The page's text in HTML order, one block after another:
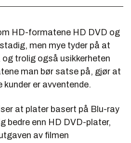
HD-formatene HD DVD og
men mye tyder på at
og trolig også usikkerheten
man bør satse på, gjør at
er avventende.
at plater basert på Blu-ray
bedre enn HD DVD-plater,
av filmen